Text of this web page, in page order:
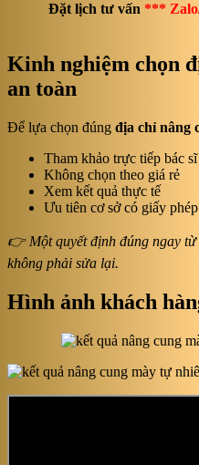
Đặt lịch tư vấn ***
Kinh nghiệm chọn
an toàn
Để lựa chọn đúng địa chỉ nâng
Tham khảo trực tiếp bác sĩ
Không chọn theo giá rẻ
Xem kết quả thực tế
Ưu tiên cơ sở có giấy
👉 Một quyết định đúng ngay
không phải sửa lại.
Hình ảnh khách